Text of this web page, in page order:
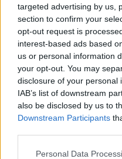
targeted advertising by us,
section to confirm your
opt-out request is
interest-based ads based
us or personal information
your opt-out. You may
disclosure of your personal
IAB’s list of downstream
also be disclosed by us to
Downstream Participants
Please note that this
Personal Data
• επιδότηση για
κατοικία σε νησιωτική
διαφορετική περίπτωση,
(-15%) έναντι 50 ευρώ
επιδότηση χωρίς κάρτα
• επιδότηση για
περιοχή (πχ Αθήνα): 80
ΙΒΑΝ χωρίς κάρτα